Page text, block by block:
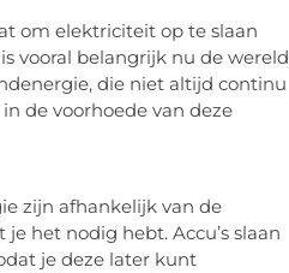
om elektriciteit op te slaan
vooral belangrijk nu de wereld
die niet altijd continu
de voorhoede van deze
zijn afhankelijk van de
het nodig hebt. Accu’s slaan
je deze later kunt